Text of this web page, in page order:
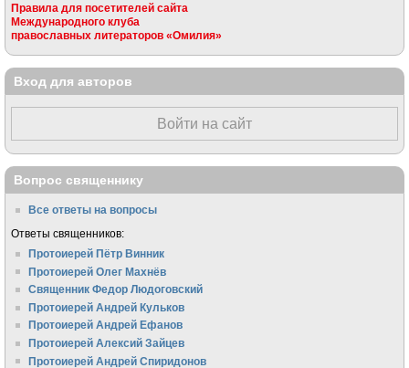
Правила для посетителей сайта
Международного клуба
православных литераторов «Омилия»
Вход для авторов
Войти на сайт
Вопрос священнику
Все ответы на вопросы
Ответы священников:
Протоиерей Пётр Винник
Протоиерей Олег Махнёв
Священник Федор Людоговский
Протоиерей Андрей Кульков
Протоиерей Андрей Ефанов
Протоиерей Алексий Зайцев
Протоиерей Андрей Спиридонов